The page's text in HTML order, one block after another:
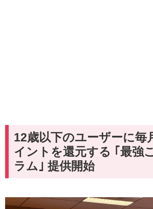
12歳以下のユーザーに毎
イントを還元する ｢最強
ラム｣ 提供開始